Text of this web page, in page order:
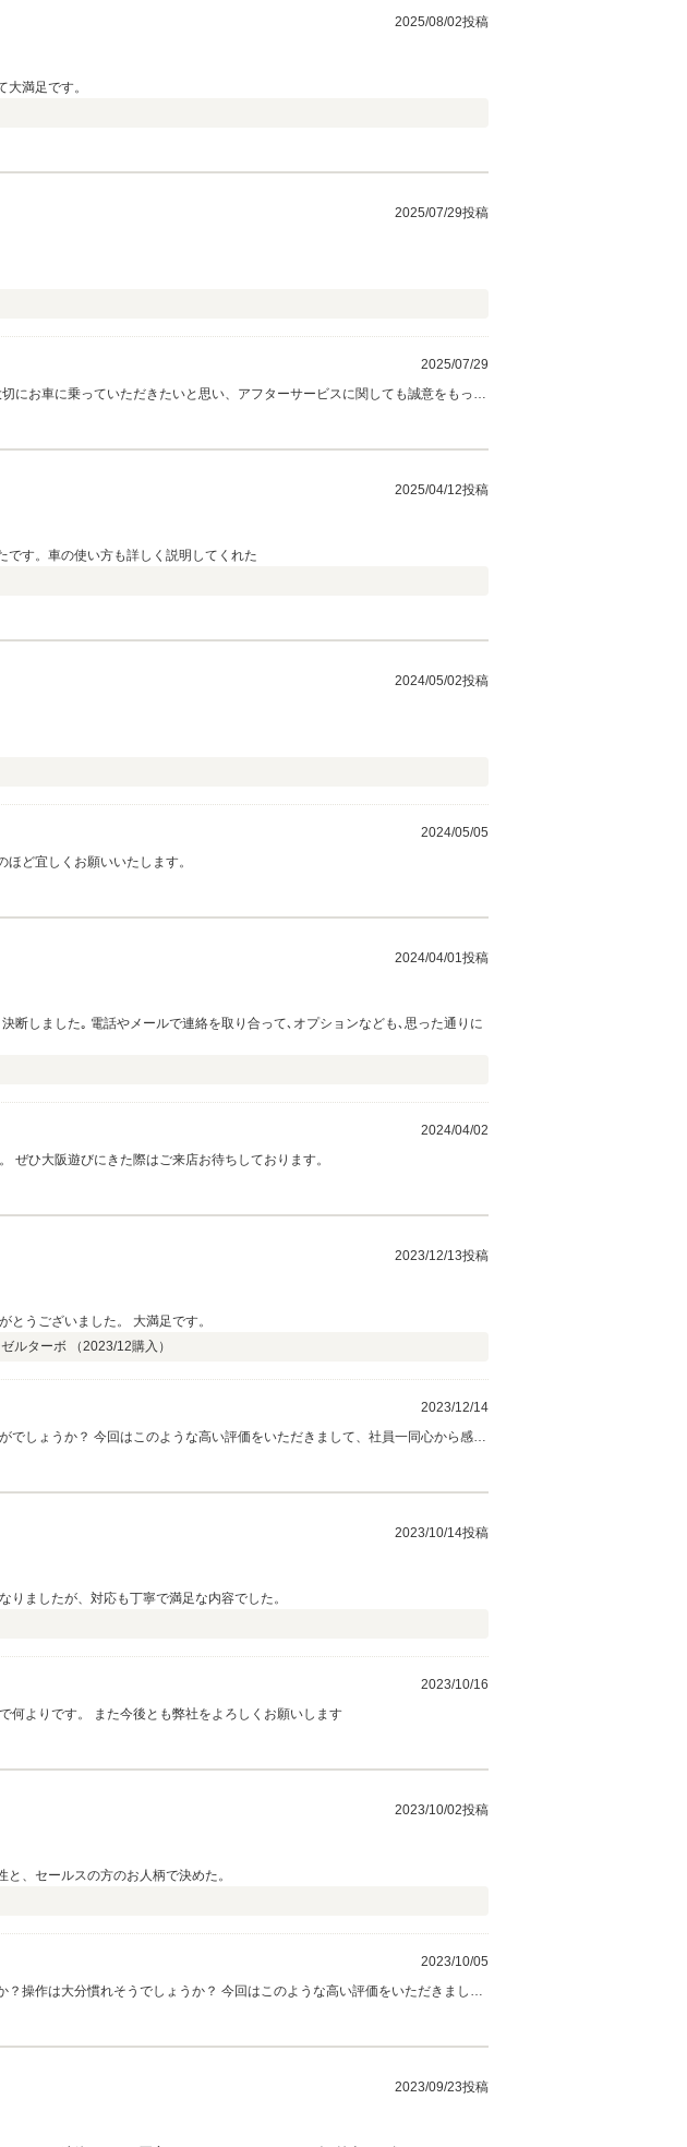
2025/08/02投稿
満足です。
2025/07/29投稿
2025/07/29
お車に乗っていただきたいと思い、アフターサービスに関しても誠意をもって
2025/04/12投稿
す。車の使い方も詳しく説明してくれた
2024/05/02投稿
2024/05/05
ど宜しくお願いいたします。
2024/04/01投稿
断しました｡ 電話やメールで連絡を取り合って､オプションなども､思った通りに
2024/04/02
ぜひ大阪遊びにきた際はご来店お待ちしております。
2023/12/13投稿
うございました。 大満足です。
ルターボ （2023/12購入）
2023/12/14
しょうか？ 今回はこのような高い評価をいただきまして、社員一同心から感謝
2023/10/14投稿
ましたが、対応も丁寧で満足な内容でした。
2023/10/16
何よりです。 また今後とも弊社をよろしくお願いします
2023/10/02投稿
、セールスの方のお人柄で決めた。
2023/10/05
操作は大分慣れそうでしょうか？ 今回はこのような高い評価をいただきまし
2023/09/23投稿